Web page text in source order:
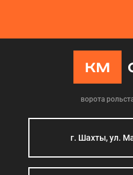
ворота
г. Шахты, ул.